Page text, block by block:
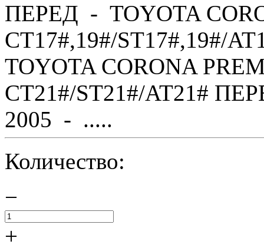
ПЕРЕД - TOYOTA
CT17#,19#/ST17#,19#/
TOYOTA CORONA
CT21#/ST21#/AT21#
2005 - .....
Количество:
−
+